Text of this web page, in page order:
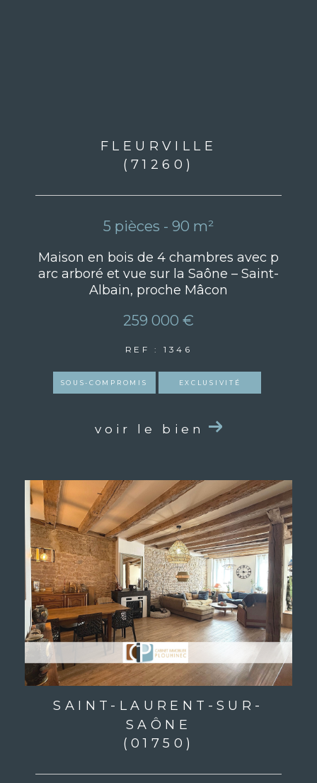
FLEURVILLE
(71260)
5 pièces - 90 m²
Maison en bois de 4 chambres avec p
arc arboré et vue sur la Saône – Saint-
Albain, proche Mâcon
259 000 €
REF : 1346
SOUS-COMPROMIS EXCLUSIVITÉ
voir le bien
SAINT-LAURENT-SUR-
SAÔNE
(01750)